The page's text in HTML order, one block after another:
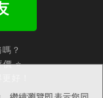
？
⭐
好！